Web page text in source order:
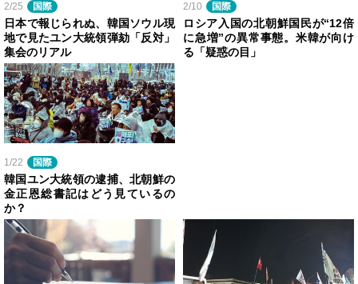
2/25 国際
日本で報じられぬ、韓国ソウル現
地で見たユン大統領弾劾「反対」
集会のリアル
2/10 国際
ロシア入国の北朝鮮国民が“12倍
に急増”の異常事態。米韓が向け
る「疑惑の目」
1/22 国際
韓国ユン大統領の逮捕、北朝鮮の
金正恩総書記はどう見ているの
か？